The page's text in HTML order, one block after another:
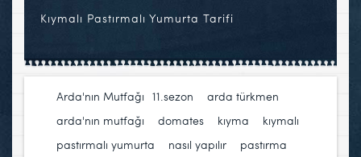
Kıymalı Pastırmalı Yumurta Tarifi
Arda'nın Mutfağı 11.sezon arda türkmen
arda'nın mutfağı
domates kıyma
kıymalı
pastırmalı yumurta
nasıl yapılır pastırma